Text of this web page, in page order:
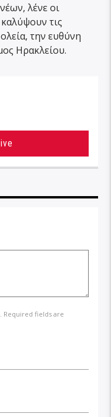
λένε οι
τις
την ευθύνη
Ηρακλείου.
Required fields are